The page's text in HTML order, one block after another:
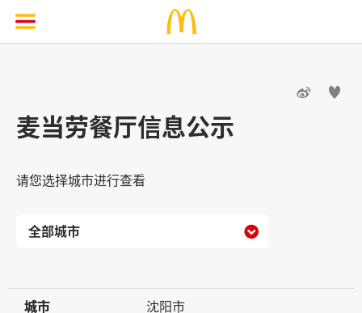
 
麦当劳餐厅信息公示
请您选择城市进行查看

城市
城市
沈阳市